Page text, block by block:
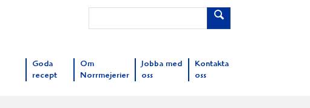
Goda
recept
Om
Norrmejerier
Jobba med
oss
Kontakta
oss